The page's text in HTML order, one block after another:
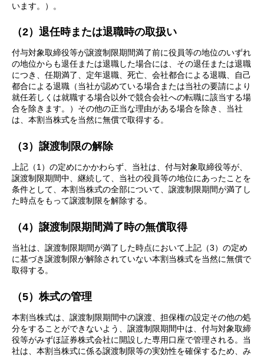
います。）。
（2）退任時または退職時の取扱い
付与対象取締役等が譲渡制限期間満了前に役員等の地位のいずれ
の地位からも退任または退職した場合には、その退任または退職
につき、任期満了、定年退職、死亡、会社都合による退職、自己
都合による退職（当社が認めている場合または当社の要請により
就任若しくは就職する場合以外で競合会社への転職に該当する場
合を除きます。）その他の正当な理由がある場合を除き、当社
は、本割当株式を当然に無償で取得する。
（3）譲渡制限の解除
上記（1）の定めにかかわらず、当社は、付与対象取締役等が、
譲渡制限期間中、継続して、当社の役員等の地位にあったことを
条件として、本割当株式の全部について、譲渡制限期間が満了し
た時点をもって譲渡制限を解除する。
（4）譲渡制限期間満了時の無償取得
当社は、譲渡制限期間が満了した時点において上記（3）の定め
に基づき譲渡制限が解除されていない本割当株式を当然に無償で
取得する。
（5）株式の管理
本割当株式は、譲渡制限期間中の譲渡、担保権の設定その他の処
分をすることができないよう、譲渡制限期間中は、付与対象取締
役等がみずほ証券株式会社に開設した専用口座で管理される。当
社は、本割当株式に係る譲渡制限等の実効性を確保するため、み